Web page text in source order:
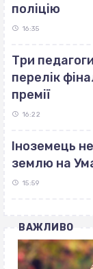
поліцію
16:35
Три
перелік
премії
16:22
Іноземець
землю на
15:59
ВАЖЛИВО